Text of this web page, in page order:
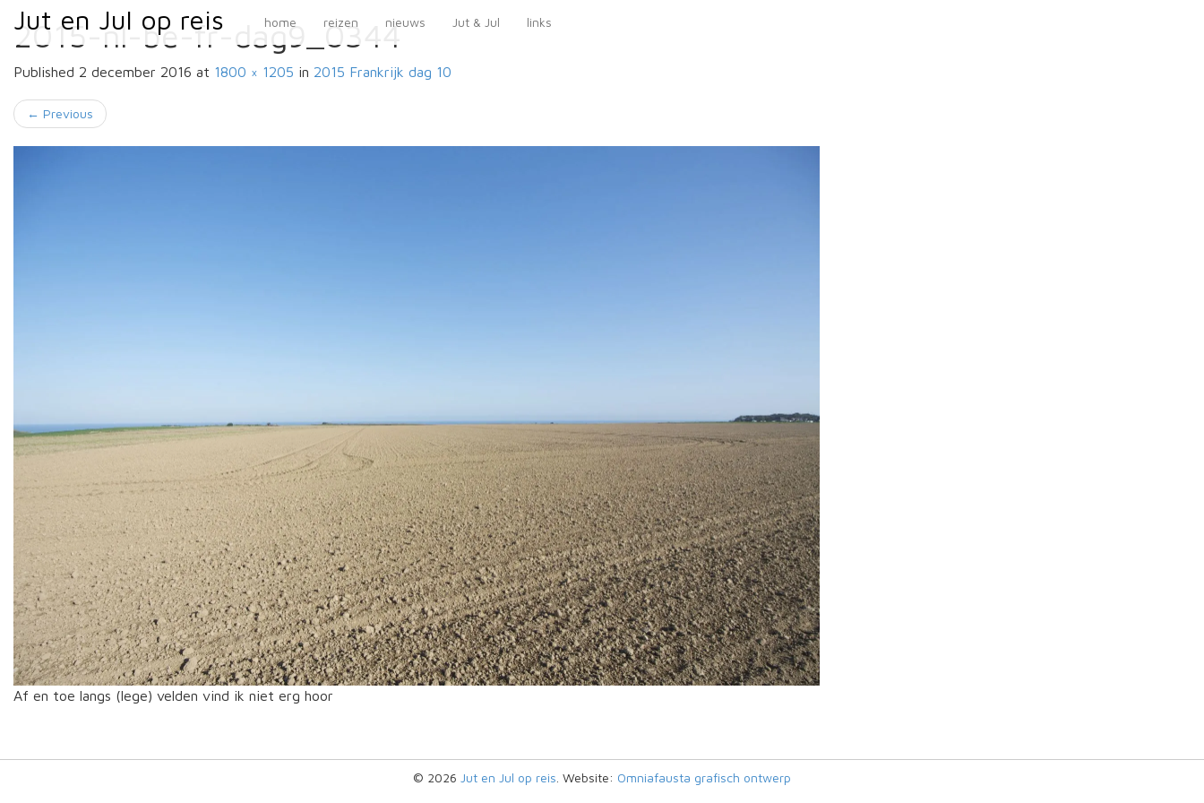
Jut en Jul op reis
Primary
Menu
content
Jut en Jul op reis
home reizen nieuws Jut & Jul links
2015-nl-be-fr-dag9_0344
Published 2 december 2016 at 1800 × 1205 in 2015 Frankrijk dag 10
← Previous
Af en toe langs (lege) velden vind ik niet erg hoor
© 2026 Jut en Jul op reis. Website: Omniafausta grafisch ontwerp